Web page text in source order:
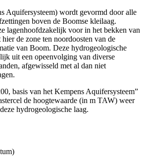
Aquifersysteem) wordt gevormd door alle
boven de Boomse kleilaag.
lagenhoofdzakelijk voor in het bekken van
de zone ten noordoosten van de
van Boom. Deze hydrogeologische
uit een opeenvolging van diverse
afgewisseld met al dan niet
basis van het Kempens Aquifersysteem”
de hoogtewaarde (in m TAW) weer
hydrogeologische laag.